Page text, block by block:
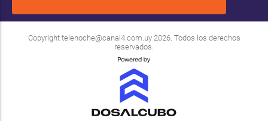
Copyright telenoche@canal4.com.uy2026. Todos los derechos
reservados.